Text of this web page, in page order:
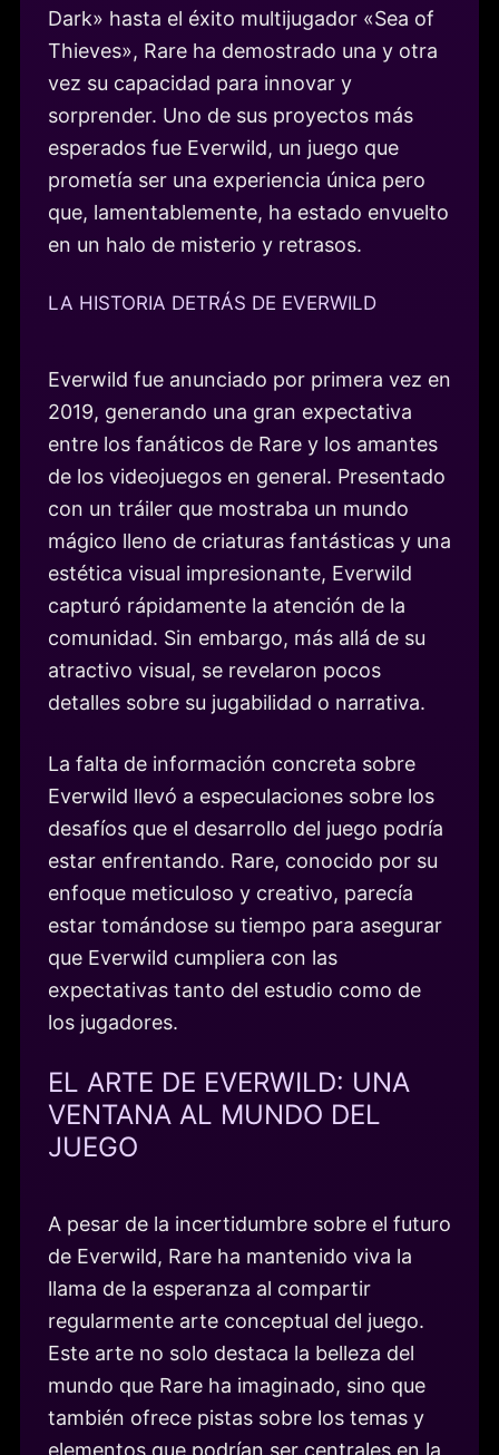
Dark» hasta el éxito multijugador «Sea of
Thieves», Rare ha demostrado una y otra
vez su capacidad para innovar y
sorprender. Uno de sus proyectos más
esperados fue Everwild, un juego que
prometía ser una experiencia única pero
que, lamentablemente, ha estado envuelto
en un halo de misterio y retrasos.
LA HISTORIA DETRÁS DE EVERWILD
Everwild fue anunciado por primera vez en
2019, generando una gran expectativa
entre los fanáticos de Rare y los amantes
de los videojuegos en general. Presentado
con un tráiler que mostraba un mundo
mágico lleno de criaturas fantásticas y una
estética visual impresionante, Everwild
capturó rápidamente la atención de la
comunidad. Sin embargo, más allá de su
atractivo visual, se revelaron pocos
detalles sobre su jugabilidad o narrativa.
La falta de información concreta sobre
Everwild llevó a especulaciones sobre los
desafíos que el desarrollo del juego podría
estar enfrentando. Rare, conocido por su
enfoque meticuloso y creativo, parecía
estar tomándose su tiempo para asegurar
que Everwild cumpliera con las
expectativas tanto del estudio como de
los jugadores.
EL ARTE DE EVERWILD: UNA
VENTANA AL MUNDO DEL
JUEGO
A pesar de la incertidumbre sobre el futuro
de Everwild, Rare ha mantenido viva la
llama de la esperanza al compartir
regularmente arte conceptual del juego.
Este arte no solo destaca la belleza del
mundo que Rare ha imaginado, sino que
también ofrece pistas sobre los temas y
elementos que podrían ser centrales en la